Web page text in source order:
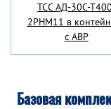
TCC АД-30С-
2РНМ11 в
с АВР
Базовая